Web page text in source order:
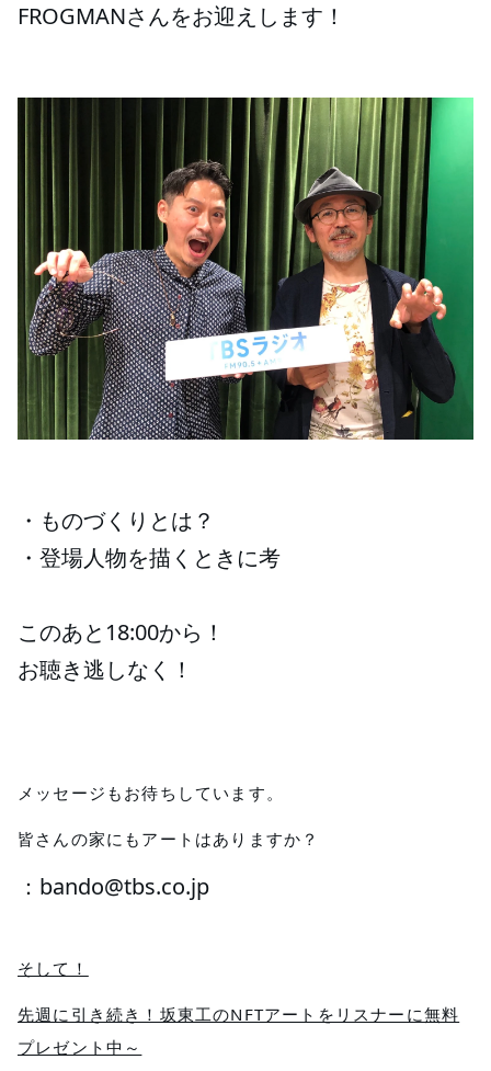
FROGMANさんをお迎えします！
・ものづくりとは？
・登場人物を描くときに考
このあと18:00から！
お聴き逃しなく！
メッセージもお待ちしています。
皆さんの家にもアートはありますか？
：bando@tbs.co.jp
そして！
先週に引き続き！坂東工のNFTアートをリスナーに無料
プレゼント中～